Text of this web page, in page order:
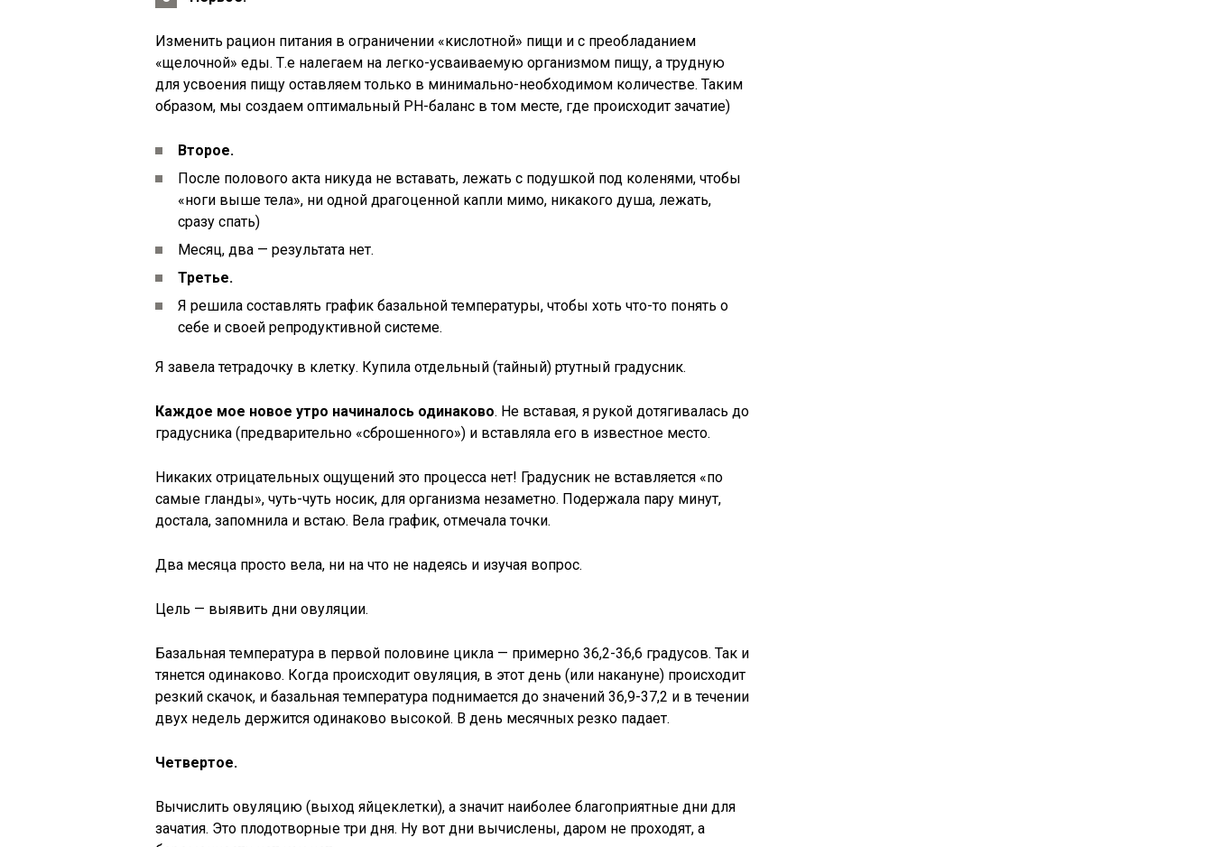
Изменить рацион питания в ограничении «кислотной» пищи и с преобладанием
«щелочной» еды. Т.е налегаем на легко-усваиваемую организмом пищу, а трудную
для усвоения пищу оставляем только в минимально-необходимом количестве. Таким
образом, мы создаем оптимальный PH-баланс в том месте, где происходит зачатие)
Второе.
После полового акта никуда не вставать, лежать с подушкой под коленями, чтобы
«ноги выше тела», ни одной драгоценной капли мимо, никакого душа, лежать,
сразу спать)
Месяц, два — результата нет.
Третье.
Я решила составлять график базальной температуры, чтобы хоть что-то понять о
себе и своей репродуктивной системе.
Я завела тетрадочку в клетку. Купила отдельный (тайный) ртутный градусник.
Каждое мое новое утро начиналось одинаково. Не вставая, я рукой дотягивалась до
градусника (предварительно «сброшенного») и вставляла его в известное место.
Никаких отрицательных ощущений это процесса нет! Градусник не вставляется «по
самые гланды», чуть-чуть носик, для организма незаметно. Подержала пару минут,
достала, запомнила и встаю. Вела график, отмечала точки.
Два месяца просто вела, ни на что не надеясь и изучая вопрос.
Цель — выявить дни овуляции.
Базальная температура в первой половине цикла — примерно 36,2-36,6 градусов. Так и
тянется одинаково. Когда происходит овуляция, в этот день (или накануне) происходит
резкий скачок, и базальная температура поднимается до значений 36,9-37,2 и в течении
двух недель держится одинаково высокой. В день месячных резко падает.
Четвертое.
Вычислить овуляцию (выход яйцеклетки), а значит наиболее благоприятные дни для
зачатия. Это плодотворные три дня. Ну вот дни вычислены, даром не проходят, а